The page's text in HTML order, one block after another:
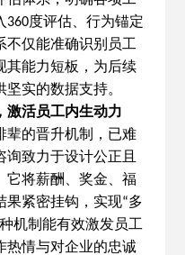
360度评估、行为锚定
不仅能准确识别员工
其能力短板，为后续
实的数据支持。
激活员工内生动力
的晋升机制，已难
询致力于设计公正且
它将薪酬、奖金、福
果紧密挂钩，实现“多
机制能有效激发员工
热情与对企业的忠诚